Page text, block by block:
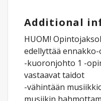
Additional
HUOM!
edellyttää ennakko-
-kuoronjohto 1 -
vastaavat taidot
-vähintään